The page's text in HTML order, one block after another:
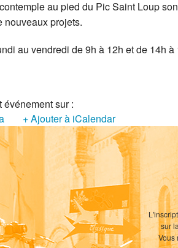
au pied du Pic Saint Loup
nouveaux projets.
au vendredi de 9h à 12h et de 14h à
événement sur :
+ Ajouter à iCalendar
sur
Vous